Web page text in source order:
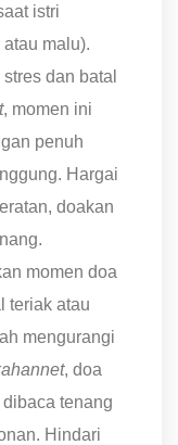
istri
malu).
dan batal
, momen ini
penuh
Hargai
doakan
momen doa
teriak atau
mengurangi
, doa
tenang
Hindari